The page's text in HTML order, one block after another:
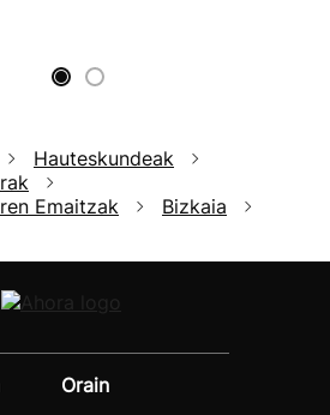
Hauteskundeak
Emaitzak
Bizkaia
Orain